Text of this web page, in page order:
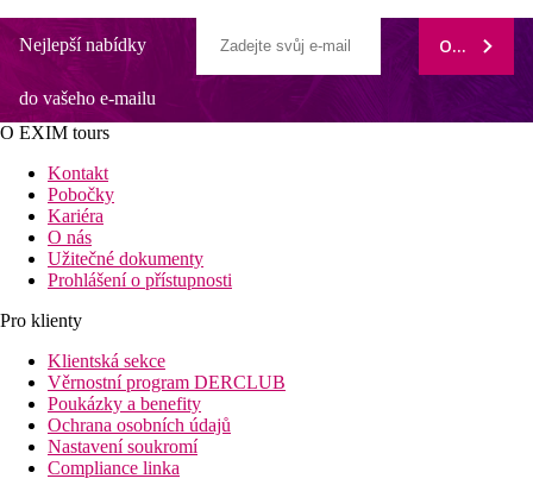
Nejlepší nabídky
do vašeho e-mailu
ODEBÍRAT
O EXIM tours
Kontakt
Pobočky
Kariéra
O nás
Užitečné dokumenty
Prohlášení o přístupnosti
Pro klienty
Klientská sekce
Věrnostní program DERCLUB
Poukázky a benefity
Ochrana osobních údajů
Nastavení soukromí
Compliance linka